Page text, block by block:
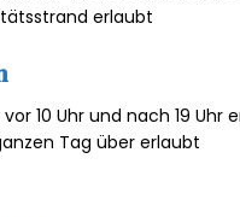
erlaubt
10 Uhr und nach 19 Uhr
Tag über erlaubt